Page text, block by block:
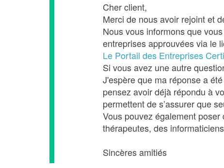
Cher client,
Merci de nous avoir rejoint et
Nous vous informons que
entreprises approuvées via le
Le Portail des Entreprises
Si vous avez une autre
J'espère que ma réponse a
pensez avoir déjà répondu à
permettent de s’assurer que
Vous pouvez également
thérapeutes, des
Sincères amitiés